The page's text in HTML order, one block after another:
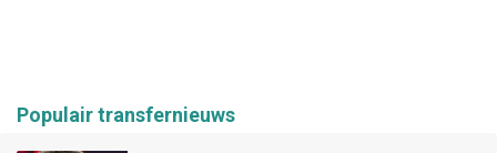
Populair transfernieuws